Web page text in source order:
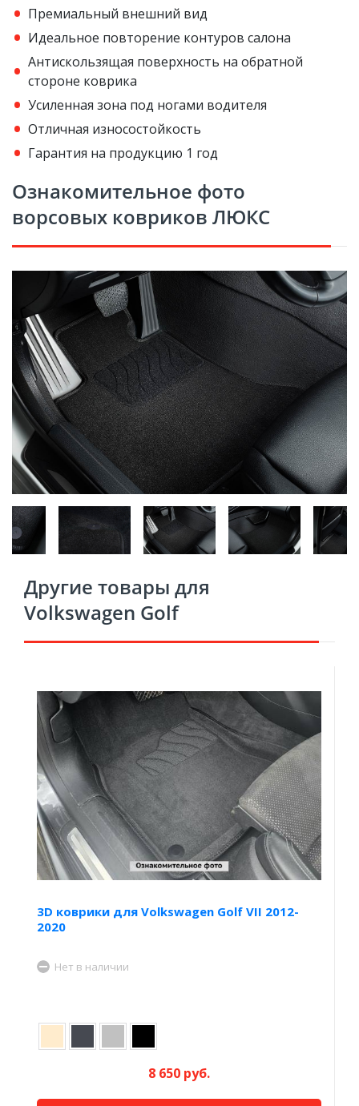
Премиальный внешний вид
Идеальное повторение контуров салона
Антискользящая поверхность на обратной
стороне коврика
Усиленная зона под ногами водителя
Отличная износостойкость
Гарантия на продукцию 1 год
Ознакомительное фото
ворсовых ковриков ЛЮКС
Другие товары для
Volkswagen Golf
3D коврики для Volkswagen Golf VII 2012-
2020
Нет в наличии
8 650 руб.